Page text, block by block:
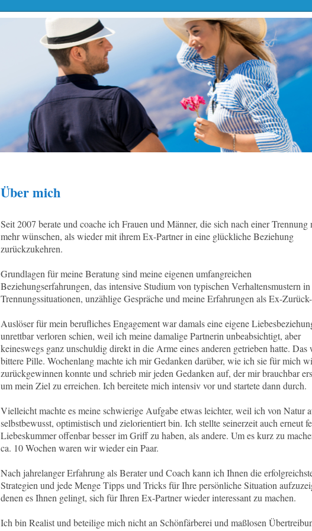
Über mich
Seit 2007 berate und coache ich Frauen und Männer, die sich nach einer Trennung
mehr wünschen, als wieder mit ihrem Ex-Partner in eine glückliche Beziehung
zurückzukehren.
Grundlagen für meine Beratung sind meine eigenen umfangreichen
Beziehungserfahrungen, das intensive Studium von typischen Verhaltensmustern in
Trennungssituationen, unzählige Gespräche und meine Erfahrungen als Ex-
Auslöser für mein berufliches Engagement war damals eine eigene
unrettbar verloren schien, weil ich meine damalige Partnerin unbeabsichtigt, aber
keineswegs ganz unschuldig direkt in die Arme eines anderen getrieben hatte. Das
bittere Pille. Wochenlang machte ich mir Gedanken darüber, wie ich sie für mich
zurückgewinnen konnte und schrieb mir jeden Gedanken auf, der mir brauchbar
um mein Ziel zu erreichen. Ich bereitete mich intensiv vor und startete dann durch.
Vielleicht machte es meine schwierige Aufgabe etwas leichter, weil ich von Natur
selbstbewusst, optimistisch und zielorientiert bin. Ich stellte seinerzeit auch erneut
Liebeskummer offenbar besser im Griff zu haben, als andere. Um es kurz zu
ca. 10 Wochen waren wir wieder ein Paar.
Nach jahrelanger Erfahrung als Berater und Coach kann ich Ihnen die
Strategien und jede Menge Tipps und Tricks für Ihre persönliche Situation
denen es Ihnen gelingt, sich für Ihren Ex-Partner wieder interessant zu machen.
Ich bin Realist und beteilige mich nicht an Schönfärberei und maßlosen